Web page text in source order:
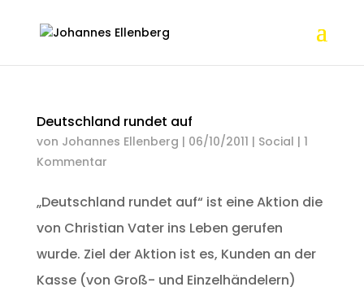
Deutschland rundet auf
von Johannes Ellenberg | 06/10/2011 | Social | 1
Kommentar
„Deutschland rundet auf“ ist eine Aktion die
von Christian Vater ins Leben gerufen
wurde. Ziel der Aktion ist es, Kunden an der
Kasse (von Groß- und Einzelhändelern)